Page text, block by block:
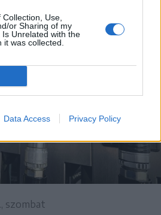
Use,
or Sharing of my
Unrelated with the
was collected.
Data Access Privacy Policy
szombat